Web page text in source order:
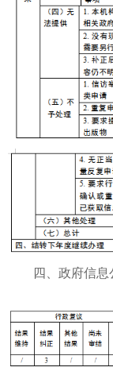
四、政府信息